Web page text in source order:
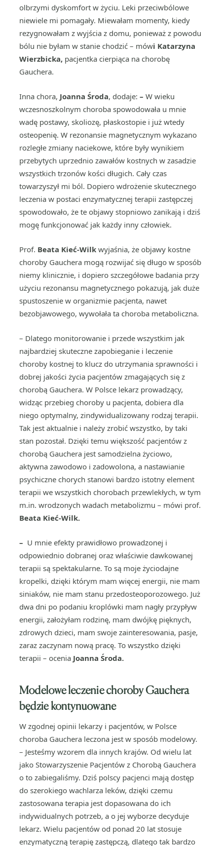
olbrzymi dyskomfort w życiu. Leki przeciwbólowe
niewiele mi pomagały. Miewałam momenty, kiedy
rezygnowałam z wyjścia z domu, ponieważ z powodu
bólu nie byłam w stanie chodzić – mówi Katarzyna
Wierzbicka, pacjentka cierpiąca na chorobę
Gauchera.
Inna chora, Joanna Środa, dodaje: – W wieku
wczesnoszkolnym choroba spowodowała u mnie
wadę postawy, skoliozę, płaskostopie i już wtedy
osteopenię. W rezonansie magnetycznym wykazano
rozległe zmiany naciekowe, które były wynikiem
przebytych uprzednio zawałów kostnych w zasadzie
wszystkich trzonów kości długich. Cały czas
towarzyszył mi ból. Dopiero wdrożenie skutecznego
leczenia w postaci enzymatycznej terapii zastępczej
spowodowało, że te objawy stopniowo zanikają i dziś
mogę funkcjonować jak każdy inny człowiek.
Prof. Beata Kieć-Wilk wyjaśnia, że objawy kostne
choroby Gauchera mogą rozwijać się długo w sposób
niemy klinicznie, i dopiero szczegółowe badania przy
użyciu rezonansu magnetycznego pokazują, jak duże
spustoszenie w organizmie pacjenta, nawet
bezobjawowego, wywołała ta choroba metaboliczna.
– Dlatego monitorowanie i przede wszystkim jak
najbardziej skuteczne zapobieganie i leczenie
choroby kostnej to klucz do utrzymania sprawności i
dobrej jakości życia pacjentów zmagających się z
chorobą Gauchera. W Polsce lekarz prowadzący,
widząc przebieg choroby u pacjenta, dobiera dla
niego optymalny, zindywidualizowany rodzaj terapii.
Tak jest aktualnie i należy zrobić wszystko, by taki
stan pozostał. Dzięki temu większość pacjentów z
chorobą Gauchera jest samodzielna życiowo,
aktywna zawodowo i zadowolona, a nastawianie
psychiczne chorych stanowi bardzo istotny element
terapii we wszystkich chorobach przewlekłych, w tym
m.in. wrodzonych wadach metabolizmu – mówi prof.
Beata Kieć-Wilk.
– U mnie efekty prawidłowo prowadzonej i
odpowiednio dobranej oraz właściwie dawkowanej
terapii są spektakularne. To są moje życiodajne
kropelki, dzięki którym mam więcej energii, nie mam
siniaków, nie mam stanu przedosteoporozowego. Już
dwa dni po podaniu kroplówki mam nagły przypływ
energii, założyłam rodzinę, mam dwójkę pięknych,
zdrowych dzieci, mam swoje zainteresowania, pasje,
zaraz zaczynam nową pracę. To wszystko dzięki
terapii – ocenia Joanna Środa.
Modelowe leczenie choroby Gauchera
będzie kontynuowane
W zgodnej opinii lekarzy i pacjentów, w Polsce
choroba Gauchera leczona jest w sposób modelowy.
– Jesteśmy wzorem dla innych krajów. Od wielu lat
jako Stowarzyszenie Pacjentów z Chorobą Gauchera
o to zabiegaliśmy. Dziś polscy pacjenci mają dostęp
do szerokiego wachlarza leków, dzięki czemu
zastosowana terapia jest dopasowana do ich
indywidualnych potrzeb, a o jej wyborze decyduje
lekarz. Wielu pacjentów od ponad 20 lat stosuje
enzymatyczną terapię zastępczą, dlatego tak bardzo